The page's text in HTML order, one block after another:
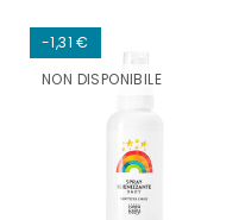
-1,31 €
NON DISPONIBILE